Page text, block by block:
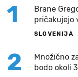
1
Brane
pričakujejo
SLOVENIJA
2
Množično
bodo okoli